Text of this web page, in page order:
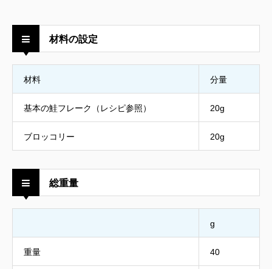
材料の設定
材料 分量
基本の鮭フレーク（レシピ参照） 20g
ブロッコリー 20g
総重量
g
重量 40